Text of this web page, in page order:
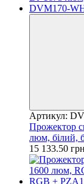
Артикул:
Прожектор
люм, білий,
15 133.50 грн